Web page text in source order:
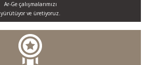
Ar-Ge çalışmalarımızı
yürütüyor ve üretiyoruz.